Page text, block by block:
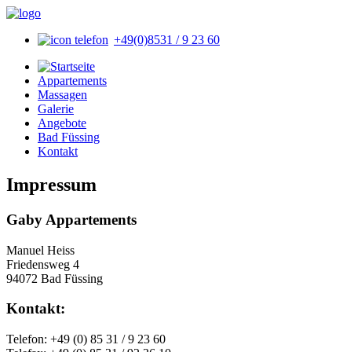
+49(0)8531 / 9 23 60
Appartements
Massagen
Galerie
Angebote
Bad Füssing
Kontakt
Impressum
Gaby Appartements
Manuel Heiss
Friedensweg 4
94072 Bad Füssing
Kontakt:
Telefon: +49 (0) 85 31 / 9 23 60